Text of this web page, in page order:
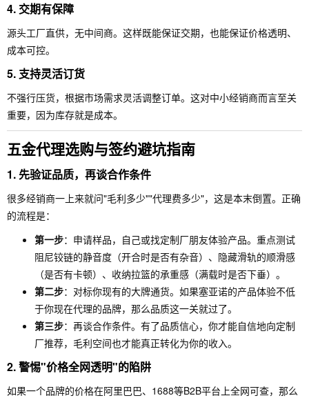
4. 交期有保障
源头工厂直供，无中间商。这样既能保证交期，也能保证价格透明、
成本可控。
5. 支持灵活订货
不强行压货，根据市场需求灵活调整订单。这对中小经销商而言至关
重要，因为库存就是成本。
五金代理选购与签约避坑指南
1. 先验证品质，再谈合作条件
很多经销商一上来就问"毛利多少""代理费多少"，这是本末倒置。正确
的流程是：
第一步：申请样品，自己或找定制厂朋友体验产品。重点测试
阻尼铰链的静音度（开合时是否有杂音）、隐藏滑轨的顺滑感
（是否有卡顿）、收纳拉篮的承重感（满载时是否下垂）。
第二步：对标你现有的大牌通货。如果塞亚诺的产品体验不低
于你现在代理的品牌，那么品质这一关就过了。
第三步：再谈合作条件。有了品质信心，你才能自信地向定制
厂推荐，毛利空间也才能真正转化为你的收入。
2. 警惕"价格全网透明"的陷阱
如果一个品牌的价格在阿里巴巴、1688等B2B平台上全网可查，那么